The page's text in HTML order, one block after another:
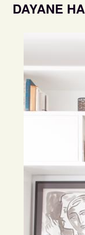
DAYANE